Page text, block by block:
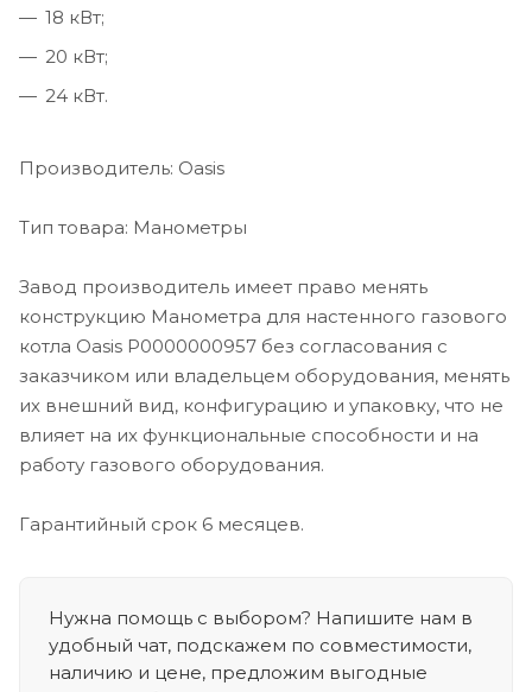
18 кВт;
20 кВт;
24 кВт.
Производитель: Oasis
Тип товара: Манометры
Завод производитель имеет право менять
конструкцию Манометра для настенного газового
котла Oasis Р0000000957 без согласования с
заказчиком или владельцем оборудования, менять
их внешний вид, конфигурацию и упаковку, что не
влияет на их функциональные способности и на
работу газового оборудования.
Гарантийный срок 6 месяцев.
Нужна помощь с выбором? Напишите нам в
удобный чат, подскажем по совместимости,
наличию и цене, предложим выгодные